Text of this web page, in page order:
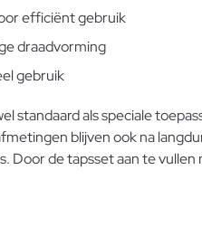
efficiënt gebruik
draadvorming
gebruik
standaard als speciale
blijven ook na
Door de tapsset aan te vullen